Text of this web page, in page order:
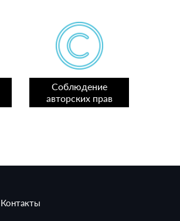
Соблюдение
авторских прав
Контакты